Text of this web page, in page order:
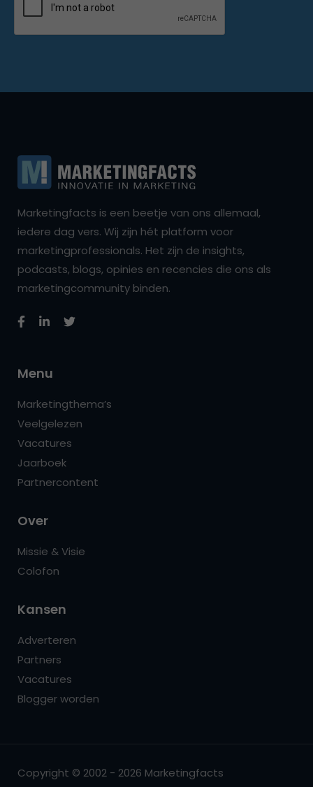
Marketingfacts is een beetje van ons allemaal,
iedere dag vers. Wij zijn hét platform voor
marketingprofessionals. Het zijn de insights,
podcasts, blogs, opinies en recencies die ons als
marketingcommunity binden.
Menu
Marketingthema’s
Veelgelezen
Vacatures
Jaarboek
Partnercontent
Over
Missie & Visie
Colofon
Kansen
Adverteren
Partners
Vacatures
Blogger worden
Copyright © 2002 - 2026 Marketingfacts